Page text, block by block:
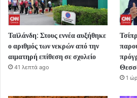
Ταϊλάνδη: Στους εννέα αυξήθηκε
ο αριθμός των νεκρών από την
αιματηρή επίθεση σε σχολείο
41 λεπτά ago
1